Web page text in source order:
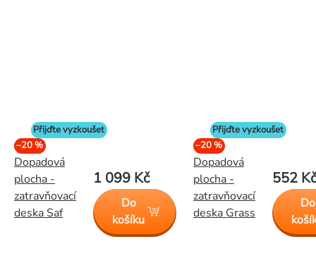
Přijďte vyzkoušet
–20 %
Dopadová
plocha -
zatravňovací
deska Saf
1 099 Kč
Do
košíku
Přijďte vyzkoušet
–20 %
Dopadová
plocha -
zatravňovací
deska Grass
552 Kč
Do